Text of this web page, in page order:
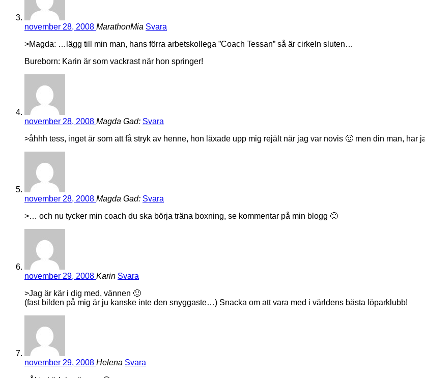
november 28, 2008 MarathonMia Svara
>Magda: …lägg till min man, hans förra arbetskollega ”Coach Tessan” så är cirkeln sluten…
Bureborn: Karin är som vackrast när hon springer!
november 28, 2008 Magda Gad: Svara
>åhhh tess, inget är som att få stryk av henne, hon läxade upp mig rejält när jag var novis 🙂 men din man, har
november 28, 2008 Magda Gad: Svara
>… och nu tycker min coach du ska börja träna boxning, se kommentar på min blogg 🙂
november 29, 2008 Karin Svara
>Jag är kär i dig med, vännen 🙂
(fast bilden på mig är ju kanske inte den snyggaste…) Snacka om att vara med i världens bästa löparklubb!
november 29, 2008 Helena Svara